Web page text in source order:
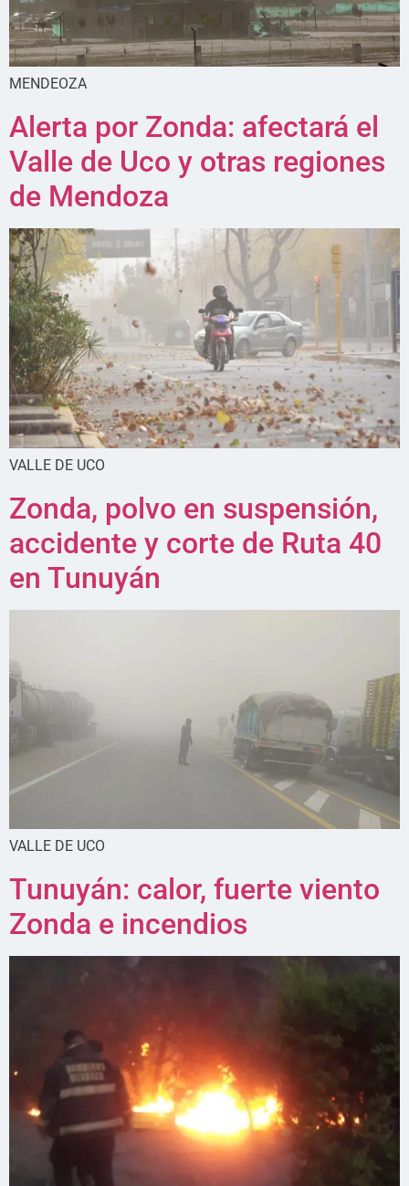
MENDEOZA
Alerta por Zonda: afectará el
Valle de Uco y otras regiones
de Mendoza
VALLE DE UCO
Zonda, polvo en suspensión,
accidente y corte de Ruta 40
en Tunuyán
VALLE DE UCO
Tunuyán: calor, fuerte viento
Zonda e incendios